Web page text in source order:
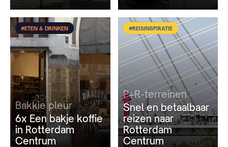
#ETEN & DRINKEN
Bakkie pleur
6x Een bakje koffie
in Rotterdam
Centrum
#REISINSPIRATIE
P+R-terreinen
Snel en betaalbaar
reizen naar
Rotterdam
Centrum